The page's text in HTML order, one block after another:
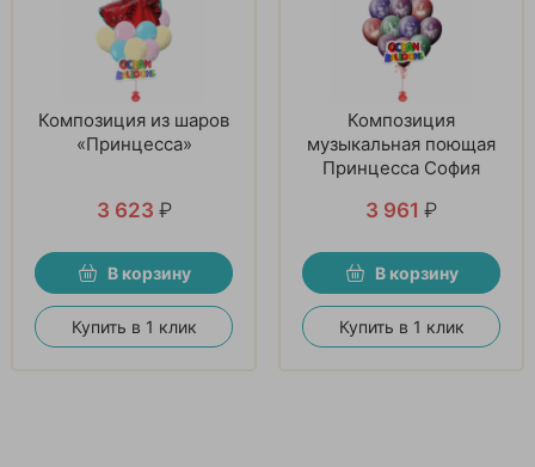
Композиция из шаров
«Принцесса»
3 623 ₽
В корзину
Купить в 1 клик
Композиция
музыкальная поющая
Принцесса София
3 961 ₽
В корзину
Купить в 1 клик